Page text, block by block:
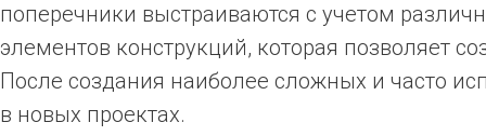
поперечники выстраиваются с учетом
элементов конструкций, которая позволяет
После создания наиболее сложных и часто
в новых проектах.